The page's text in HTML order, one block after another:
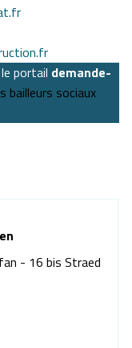
portail demande-
bailleurs sociaux
- 16 bis Straed